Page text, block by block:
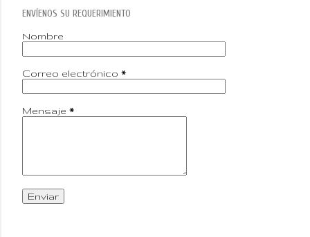
ENVÍENOS SU REQUERIMIENTO
Nombre
Correo electrónico *
Mensaje *